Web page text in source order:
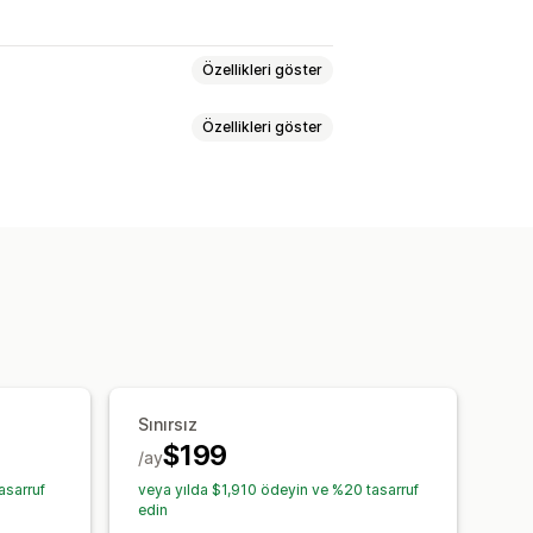
Özellikleri göster
Özellikleri göster
Sınırsız
$199
/ay
veya yılda $1,910 ödeyin ve %20 tasarruf
edin